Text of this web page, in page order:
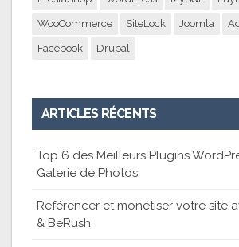
WooCommerce SiteLock Joomla
Facebook Drupal
ARTICLES RÉCENTS
Top 6 des Meilleurs Plugins
Galerie de Photos
Référencer et monétiser votre site
& BeRush